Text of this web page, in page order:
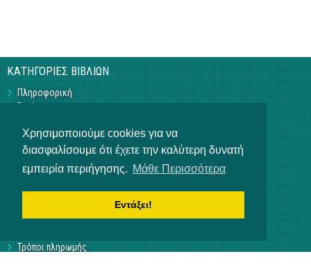
Χρησιμοποιούμε cookies για να
διασφαλίσουμε ότι έχετε την καλύτερη δυνατή
εμπειρία περιήγησης. Μάθε Περισσότερα
Εντάξει!
ΚΑΤΗΓΟΡΙΕΣ ΒΙΒΛΙΩΝ
Πληροφορική
Business
Γεωπονικά
Υπό Έκδοση
Η ΕΤΑΙΡΕΙΑ
Τρόποι πληρωμής